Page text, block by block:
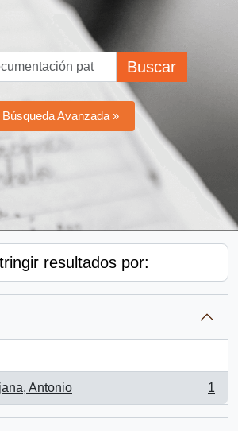
Buscar
Búsqueda Avanzada »
resultados por:
Antonio 1